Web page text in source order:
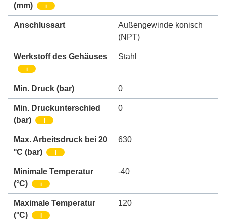
(mm)
i
Anschlussart
Außengewinde konisch
(NPT)
Werkstoff des Gehäuses
i
Stahl
Min. Druck (bar) 0
Min. Druckunterschied
(bar)
i
0
Max. Arbeitsdruck bei 20
°C (bar)
i
630
Minimale Temperatur
(°C)
i
-40
Maximale Temperatur
(°C)
i
120